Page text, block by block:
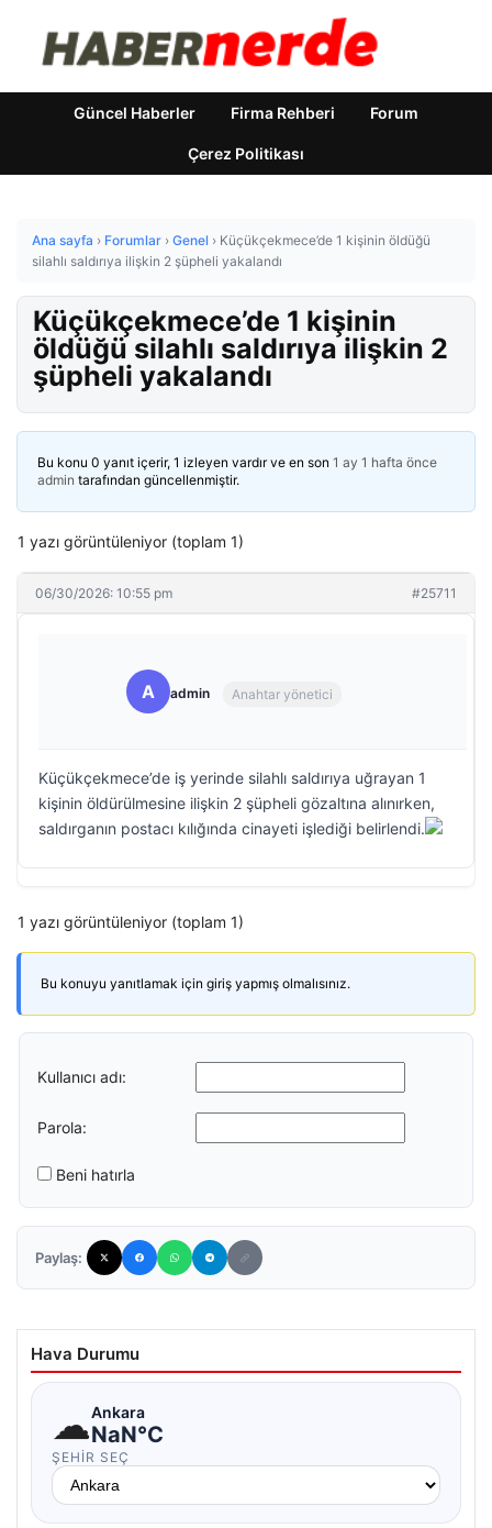
Güncel Haberler Firma Rehberi Forum
Çerez Politikası
Ana sayfa › Forumlar › Genel › Küçükçekmece’de 1 kişinin öldüğü
silahlı saldırıya ilişkin 2 şüpheli yakalandı
Küçükçekmece’de 1 kişinin
öldüğü silahlı saldırıya ilişkin 2
şüpheli yakalandı
Bu konu 0 yanıt içerir, 1 izleyen vardır ve en son 1 ay 1 hafta önce
admin tarafından güncellenmiştir.
1 yazı görüntüleniyor (toplam 1)
06/30/2026: 10:55 pm #25711
A admin Anahtar yönetici
Küçükçekmece’de iş yerinde silahlı saldırıya uğrayan 1
kişinin öldürülmesine ilişkin 2 şüpheli gözaltına alınırken,
saldırganın postacı kılığında cinayeti işlediği belirlendi.
1 yazı görüntüleniyor (toplam 1)
Bu konuyu yanıtlamak için giriş yapmış olmalısınız.
Kullanıcı adı:
Parola:
Beni hatırla
Paylaş:
Hava Durumu
☁Ankara
NaN°C
ŞEHIR SEÇ